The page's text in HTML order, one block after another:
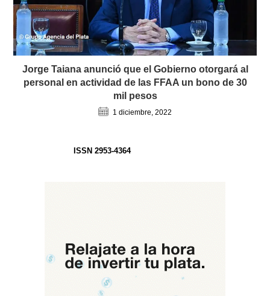
Jorge Taiana anunció que el Gobierno otorgará al
personal en actividad de las FFAA un bono de 30
mil pesos
1 diciembre, 2022
ISSN 2953-4364